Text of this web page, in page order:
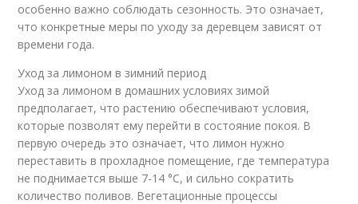
особенно важно соблюдать сезонность. Это означает,
что конкретные меры по уходу за деревцем зависят от
времени года.
Уход за лимоном в зимний период
Уход за лимоном в домашних условиях зимой
предполагает, что растению обеспечивают условия,
которые позволят ему перейти в состояние покоя. В
первую очередь это означает, что лимон нужно
переставить в прохладное помещение, где температура
не поднимается выше 7-14 °С, и сильно сократить
количество поливов. Вегетационные процессы